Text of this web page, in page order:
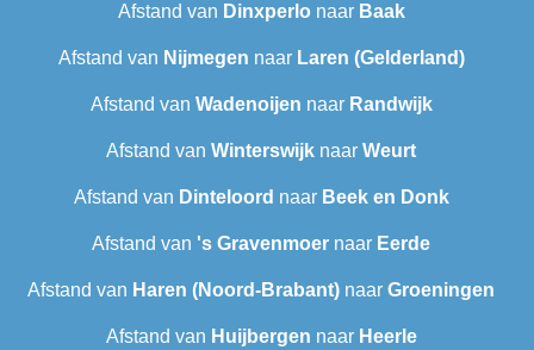
Afstand van Dinxperlo naar Baak
Afstand van Nijmegen naar Laren (Gelderland)
Afstand van Wadenoijen naar Randwijk
Afstand van Winterswijk naar Weurt
Afstand van Dinteloord naar Beek en Donk
Afstand van 's Gravenmoer naar Eerde
Afstand van Haren (Noord-Brabant) naar Groeningen
Afstand van Huijbergen naar Heerle